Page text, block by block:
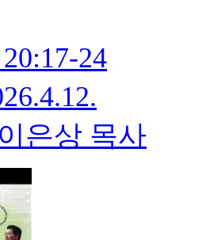
24
은상 목사